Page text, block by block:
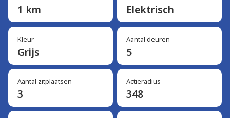
1 km Elektrisch
Kleur
Grijs
Aantal deuren
5
Aantal zitplaatsen
3
Actieradius
348